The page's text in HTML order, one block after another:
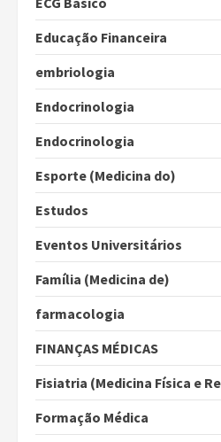
Educação Financeira
embriologia
Endocrinologia
Endocrinologia
Esporte (Medicina do)
Estudos
Eventos Universitários
Família (Medicina de)
farmacologia
FINANÇAS MÉDICAS
Fisiatria (Medicina Física e
Formação Médica